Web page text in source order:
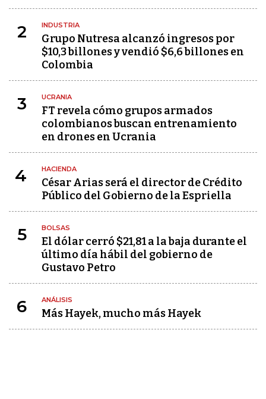
2 INDUSTRIA
Grupo Nutresa alcanzó ingresos por
$10,3 billones y vendió $6,6 billones en
Colombia
3 UCRANIA
FT revela cómo grupos armados
colombianos buscan entrenamiento
en drones en Ucrania
4 HACIENDA
César Arias será el director de Crédito
Público del Gobierno de la Espriella
5 BOLSAS
El dólar cerró $21,81 a la baja durante el
último día hábil del gobierno de
Gustavo Petro
6 ANÁLISIS
Más Hayek, mucho más Hayek